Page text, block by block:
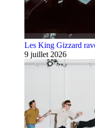
Les King Gizzard
9 juillet 2026